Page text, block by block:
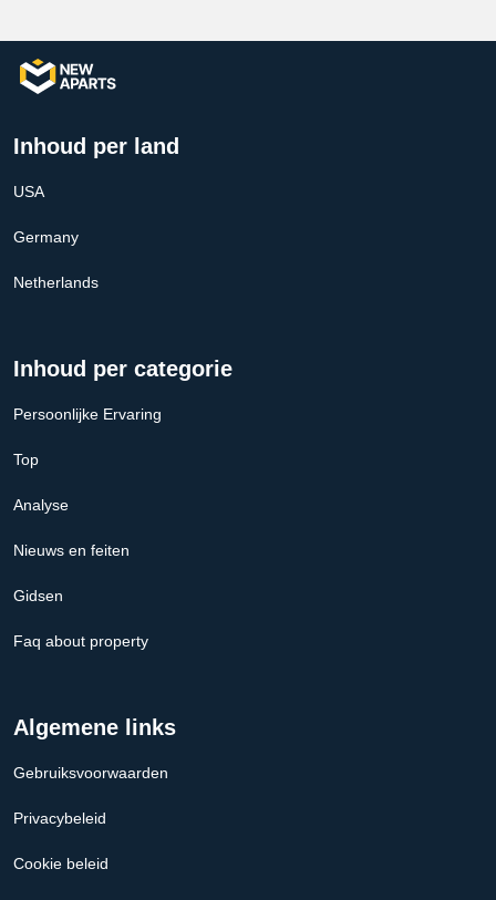
Inhoud per land
USA
Germany
Netherlands
Inhoud per categorie
Persoonlijke Ervaring
Top
Analyse
Nieuws en feiten
Gidsen
Faq about property
Algemene links
Gebruiksvoorwaarden
Privacybeleid
Cookie beleid